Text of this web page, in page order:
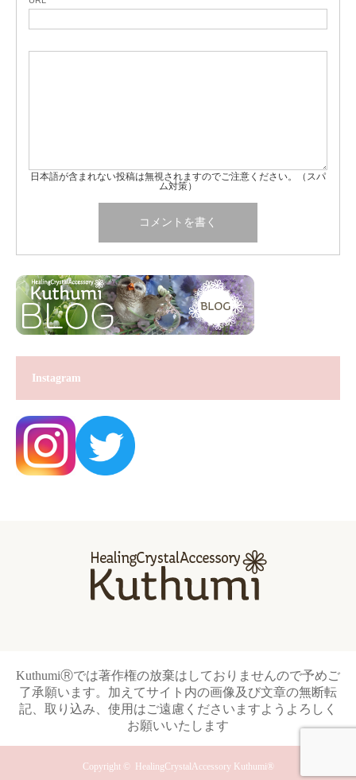
日本語が含まれない投稿は無視されますのでご注意ください。（スパ
ム対策）
Instagram
KuthumiⓇでは著作権の放棄はしておりませんので予めご
了承願います。加えてサイト内の画像及び文章の無断転
記、取り込み、使用はご遠慮くださいますようよろしく
お願いいたします
Copyright © HealingCrystalAccessory Kuthumi®